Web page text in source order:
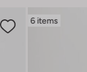
6 items